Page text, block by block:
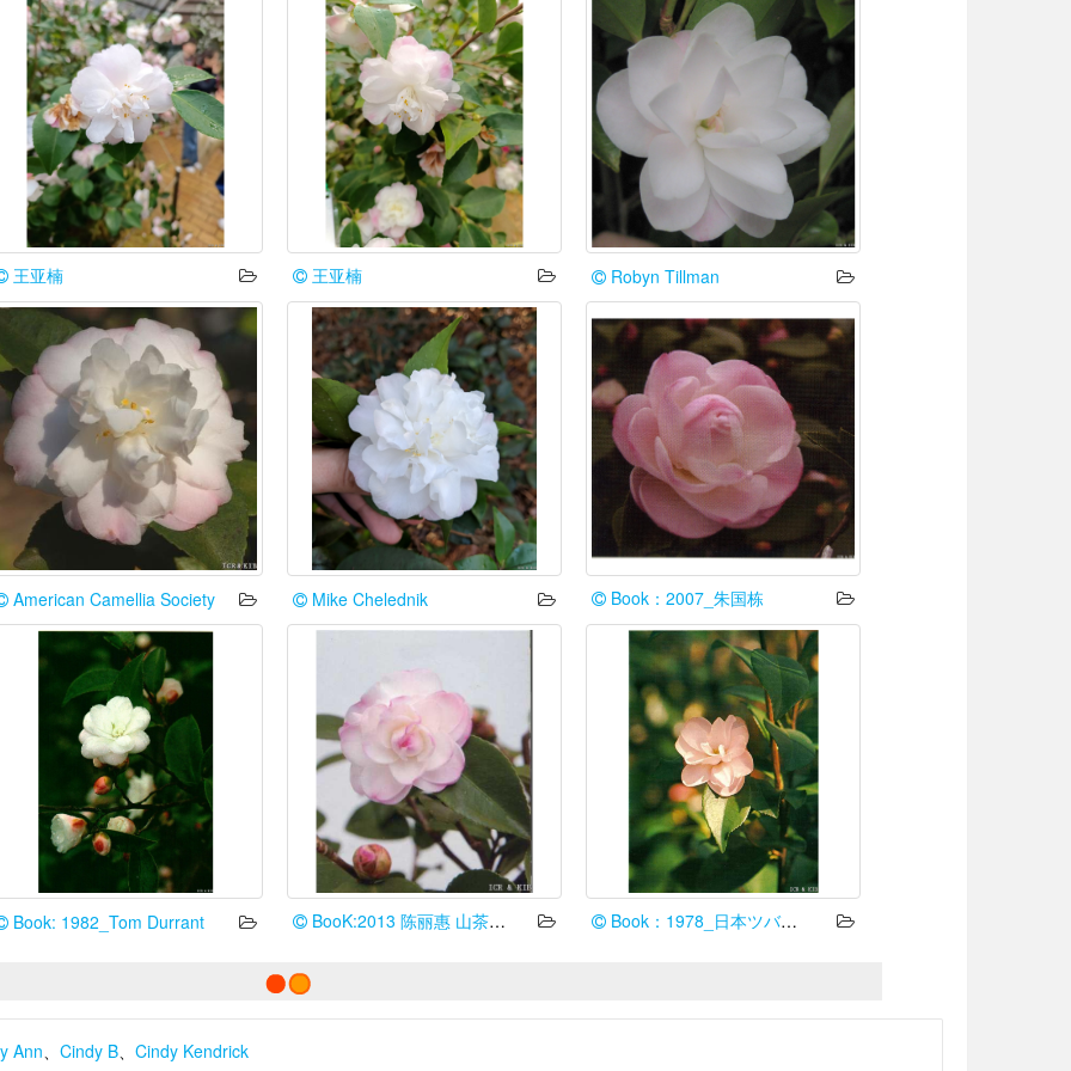
王亚楠 王亚楠 Robyn Tillman
American Camellia Society Mike Chelednik Book：2007_朱国栋
Book: 1982_Tom Durrant BooK:2013 陈丽惠 山茶花谱台湾情 Book：1978_日本ツバキ協会
Ann Cindy B Cindy Kendrick